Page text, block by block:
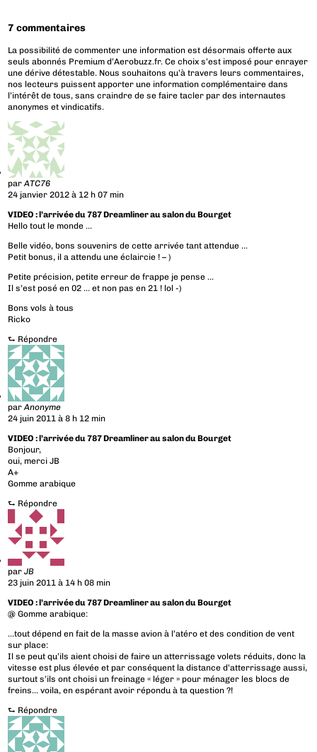
7 commentaires
La possibilité de commenter une information est désormais offerte aux
seuls abonnés Premium d’Aerobuzz.fr. Ce choix s’est imposé pour enrayer
une dérive détestable. Nous souhaitons qu’à travers leurs commentaires,
nos lecteurs puissent apporter une information complémentaire dans
l’intérêt de tous, sans craindre de se faire tacler par des internautes
anonymes et vindicatifs.
parATC76
24 janvier 2012 à 12 h 07 min
VIDEO : l’arrivée du 787 Dreamliner au salon du Bourget
Hello tout le monde …
Belle vidéo, bons souvenirs de cette arrivée tant attendue …
Petit bonus, il a attendu une éclaircie ! – )
Petite précision, petite erreur de frappe je pense …
Il s’est posé en 02 … et non pas en 21 ! lol -)
Bons vols à tous
Ricko
⮑ Répondre
parAnonyme
24 juin 2011 à 8 h 12 min
VIDEO : l’arrivée du 787 Dreamliner au salon du Bourget
Bonjour,
oui, merci JB
A+
Gomme arabique
⮑ Répondre
parJB
23 juin 2011 à 14 h 08 min
VIDEO : l’arrivée du 787 Dreamliner au salon du Bourget
@ Gomme arabique:
…tout dépend en fait de la masse avion à l’atéro et des condition de vent
sur place:
Il se peut qu’ils aient choisi de faire un atterrissage volets réduits, donc la
vitesse est plus élevée et par conséquent la distance d’atterrissage aussi,
surtout s’ils ont choisi un freinage « léger » pour ménager les blocs de
freins… voila, en espérant avoir répondu à ta question ?!
⮑ Répondre